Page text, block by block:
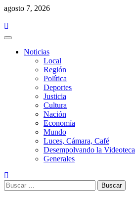
Saltar
contenido
agosto 7, 2026
Menú
principalNoticias
Local
Región
Política
Deportes
Justicia
Cultura
Nación
Economía
Mundo
Luces, Cámara, Café
Desempolvando la Videoteca
Generales
Buscar: